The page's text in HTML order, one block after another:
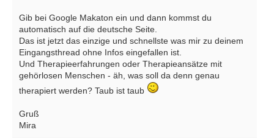
Gib bei Google Makaton ein und dann kommst du
automatisch auf die deutsche Seite.
Das ist jetzt das einzige und schnellste was mir zu deinem
Eingangsthread ohne Infos eingefallen ist.
Und Therapieerfahrungen oder Therapieansätze mit
gehörlosen Menschen - äh, was soll da denn genau
therapiert werden? Taub ist taub
Gruß
Mira